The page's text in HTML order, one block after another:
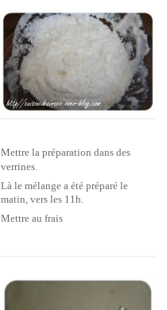
Mettre la préparation dans des
verrines.
Là le mélange a été préparé le
matin, vers les 11h.
Mettre au frais